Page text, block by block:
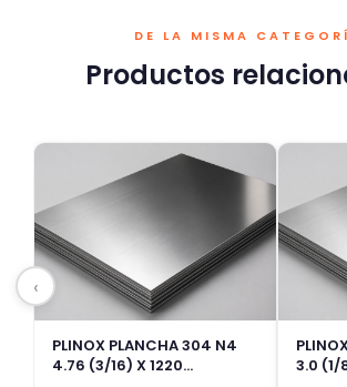
DE LA MISMA
Productos
PLINOX PLANCHA 304 N4
4.76 (3/16) X 1220…
3.0 (1/
‹